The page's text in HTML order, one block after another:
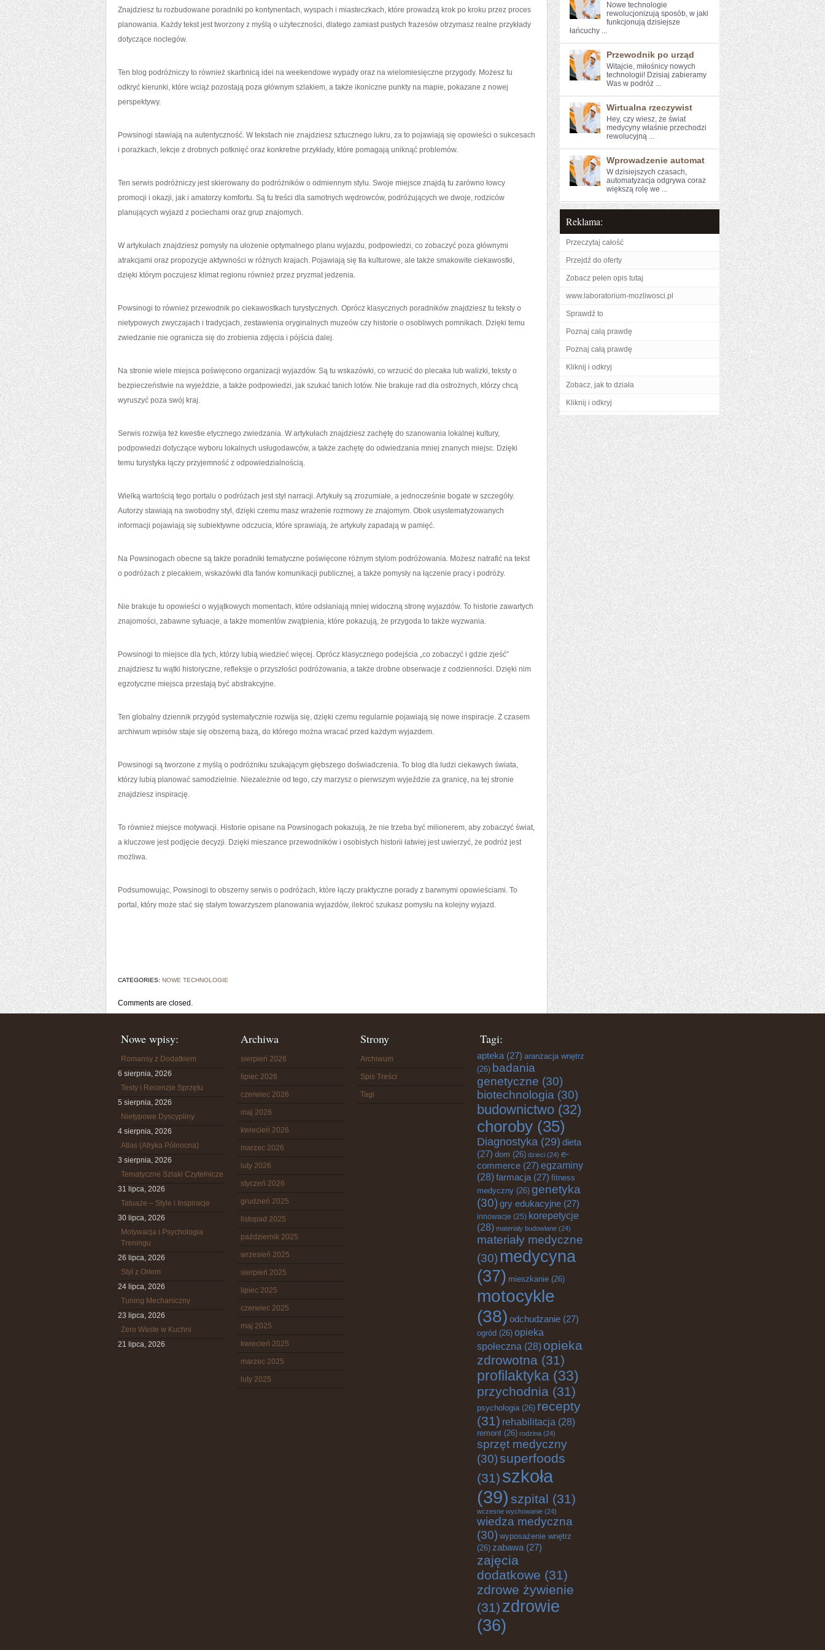
Znajdziesz tu rozbudowane poradniki po kontynentach, wyspach i miasteczkach, które prowadzą krok po kroku przez proces
planowania. Każdy tekst jest tworzony z myślą o użyteczności, dlatego zamiast pustych frazesów otrzymasz realne przykłady
dotyczące noclegów.
Ten blog podróżniczy to również skarbnicą idei na weekendowe wypady oraz na wielomiesięczne przygody. Możesz tu
odkryć kierunki, które wciąż pozostają poza głównym szlakiem, a także ikoniczne punkty na mapie, pokazane z nowej
perspektywy.
Powsinogi stawiają na autentyczność. W tekstach nie znajdziesz sztucznego lukru, za to pojawiają się opowieści o sukcesach
i porażkach, lekcje z drobnych potknięć oraz konkretne przykłady, które pomagają uniknąć problemów.
Ten serwis podróżniczy jest skierowany do podróżników o odmiennym stylu. Swoje miejsce znajdą tu zarówno łowcy
promocji i okazji, jak i amatorzy komfortu. Są tu treści dla samotnych wędrowców, podróżujących we dwoje, rodziców
planujących wyjazd z pociechami oraz grup znajomych.
W artykułach znajdziesz pomysły na ułożenie optymalnego planu wyjazdu, podpowiedzi, co zobaczyć poza głównymi
atrakcjami oraz propozycje aktywności w różnych krajach. Pojawiają się tła kulturowe, ale także smakowite ciekawostki,
dzięki którym poczujesz klimat regionu również przez pryzmat jedzenia.
Powsinogi to również przewodnik po ciekawostkach turystycznych. Oprócz klasycznych poradników znajdziesz tu teksty o
nietypowych zwyczajach i tradycjach, zestawienia oryginalnych muzeów czy historie o osobliwych pomnikach. Dzięki temu
zwiedzanie nie ogranicza się do zrobienia zdjęcia i pójścia dalej.
Na stronie wiele miejsca poświęcono organizacji wyjazdów. Są tu wskazówki, co wrzucić do plecaka lub walizki, teksty o
bezpieczeństwie na wyjeździe, a także podpowiedzi, jak szukać tanich lotów. Nie brakuje rad dla ostrożnych, którzy chcą
wyruszyć poza swój kraj.
Serwis rozwija też kwestie etycznego zwiedzania. W artykułach znajdziesz zachętę do szanowania lokalnej kultury,
podpowiedzi dotyczące wyboru lokalnych usługodawców, a także zachętę do odwiedzania mniej znanych miejsc. Dzięki
temu turystyka łączy przyjemność z odpowiedzialnością.
Wielką wartością tego portalu o podróżach jest styl narracji. Artykuły są zrozumiałe, a jednocześnie bogate w szczegóły.
Autorzy stawiają na swobodny styl, dzięki czemu masz wrażenie rozmowy ze znajomym. Obok usystematyzowanych
informacji pojawiają się subiektywne odczucia, które sprawiają, że artykuły zapadają w pamięć.
Na Powsinogach obecne są także poradniki tematyczne poświęcone różnym stylom podróżowania. Możesz natrafić na tekst
o podróżach z plecakiem, wskazówki dla fanów komunikacji publicznej, a także pomysły na łączenie pracy i podróży.
Nie brakuje tu opowieści o wyjątkowych momentach, które odsłaniają mniej widoczną stronę wyjazdów. To historie zawartych
znajomości, zabawne sytuacje, a także momentów zwątpienia, które pokazują, że przygoda to także wyzwania.
Powsinogi to miejsce dla tych, którzy lubią wiedzieć więcej. Oprócz klasycznego podejścia „co zobaczyć i gdzie zjeść”
znajdziesz tu wątki historyczne, refleksje o przyszłości podróżowania, a także drobne obserwacje z codzienności. Dzięki nim
egzotyczne miejsca przestają być abstrakcyjne.
Ten globalny dziennik przygód systematycznie rozwija się, dzięki czemu regularnie pojawiają się nowe inspiracje. Z czasem
archiwum wpisów staje się obszerną bazą, do którego można wracać przed każdym wyjazdem.
Powsinogi są tworzone z myślą o podróżniku szukającym głębszego doświadczenia. To blog dla ludzi ciekawych świata,
którzy lubią planować samodzielnie. Niezależnie od tego, czy marzysz o pierwszym wyjeździe za granicę, na tej stronie
znajdziesz inspirację.
To również miejsce motywacji. Historie opisane na Powsinogach pokazują, że nie trzeba być milionerem, aby zobaczyć świat,
a kluczowe jest podjęcie decyzji. Dzięki mieszance przewodników i osobistych historii łatwiej jest uwierzyć, że podróż jest
możliwa.
Podsumowując, Powsinogi to obszerny serwis o podróżach, które łączy praktyczne porady z barwnymi opowieściami. To
portal, który może stać się stałym towarzyszem planowania wyjazdów, ilekroć szukasz pomysłu na kolejny wyjazd.
CATEGORIES: NOWE TECHNOLOGIE
Comments are closed.
Nowe ​technologie
rewolucjonizują sposób, w jaki
funkcjonują dzisiejsze
łańcuchy ...
Przewodnik po urząd
Witajcie, miłośnicy nowych
technologii! Dzisiaj‍ zabieramy
Was w podróż ...
Wirtualna rzeczywist
Hey, czy ‍wiesz, że świat
medycyny właśnie przechodzi
rewolucyjną ...
Wprowadzenie automat
W dzisiejszych czasach,
automatyzacja odgrywa coraz
większą rolę we ...
Reklama:
Przeczytaj całość
Przejdź do oferty
Zobacz pełen opis tutaj
www.laboratorium-mozliwosci.pl
Sprawdź to
Poznaj całą prawdę
Poznaj całą prawdę
Kliknij i odkryj
Zobacz, jak to działa
Kliknij i odkryj
Nowe wpisy:
Romansy z Dodatkiem
6 sierpnia, 2026
Testy i Recenzje Sprzętu
5 sierpnia, 2026
Nietypowe Dyscypliny
4 sierpnia, 2026
Atlas (Afryka Północna)
3 sierpnia, 2026
Tematyczne Szlaki Czytelnicze
31 lipca, 2026
Tatuaże – Style i Inspiracje
30 lipca, 2026
Motywacja i Psychologia
Treningu
26 lipca, 2026
Styl z Orłem
24 lipca, 2026
Tuning Mechaniczny
23 lipca, 2026
Zero Waste w Kuchni
21 lipca, 2026
Archiwa
sierpień 2026
lipiec 2026
czerwiec 2026
maj 2026
kwiecień 2026
marzec 2026
luty 2026
styczeń 2026
grudzień 2025
listopad 2025
październik 2025
wrzesień 2025
sierpień 2025
lipiec 2025
czerwiec 2025
maj 2025
kwiecień 2025
marzec 2025
luty 2025
Strony
Archiwum
Spis Treści
Tagi
Tagi:
apteka (27) aranżacja wnętrz
(26) badania
genetyczne (30)
biotechnologia (30)
budownictwo (32)
choroby (35)
Diagnostyka (29) dieta
(27) dom (26) dzieci (24) e-
commerce (27) egzaminy
(28)farmacja (27) fitness
medyczny (26) genetyka
(30) gry edukacyjne (27)
innowacje (25) korepetycje
(28) materiały budowlane (24)
materiały medyczne
(30) medycyna
(37) mieszkanie (26)
motocykle
(38) odchudzanie (27)
ogród (26) opieka
społeczna (28) opieka
zdrowotna (31)
profilaktyka (33)
przychodnia (31)
psychologia(26) recepty
(31) rehabilitacja (28)
remont (26) rodzina (24)
sprzęt medyczny
(30)superfoods
(31) szkoła
(39) szpital (31)
wczesne wychowanie (24)
wiedza medyczna
(30) wyposażenie wnętrz
(26) zabawa (27)
zajęcia
dodatkowe (31)
zdrowe żywienie
(31) zdrowie
(36)